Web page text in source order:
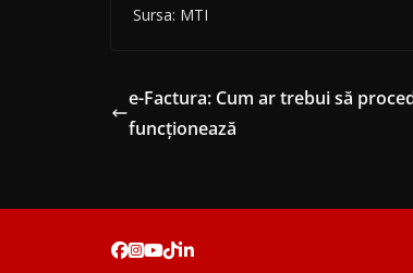
Sursa: MTI
e-Factura: Cum ar trebui să
funcționează